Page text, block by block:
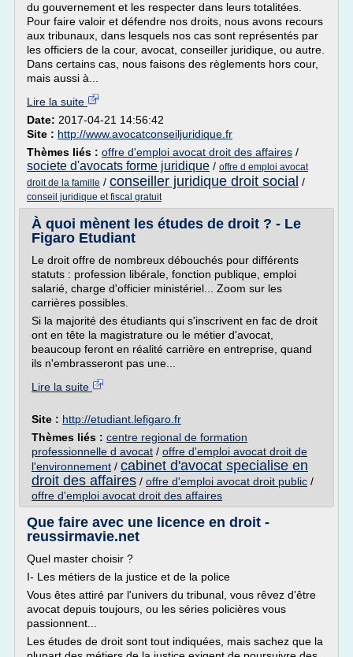
du gouvernement et les respecter dans leurs totalitées.
Pour faire valoir et défendre nos droits, nous avons recours
aux tribunaux, dans lesquels nos cas sont représentés par
les officiers de la cour, avocat, conseiller juridique, ou autre.
Dans certains cas, nous faisons des règlements hors cour,
mais aussi à...
Lire la suite
Date: 2017-04-21 14:56:42
Site : http://www.avocatconseiljuridique.fr
Thèmes liés : offre d'emploi avocat droit des affaires /
societe d'avocats forme juridique / offre d emploi avocat
droit de la famille / conseiller juridique droit social /
conseil juridique et fiscal gratuit
À quoi mènent les études de droit ? - Le
Figaro Etudiant
Le droit offre de nombreux débouchés pour différents
statuts : profession libérale, fonction publique, emploi
salarié, charge d'officier ministériel... Zoom sur les
carrières possibles.
Si la majorité des étudiants qui s'inscrivent en fac de droit
ont en tête la magistrature ou le métier d'avocat,
beaucoup feront en réalité carrière en entreprise, quand
ils n'embrasseront pas une...
Lire la suite
Site : http://etudiant.lefigaro.fr
Thèmes liés : centre regional de formation
professionnelle d avocat / offre d'emploi avocat droit de
l'environnement / cabinet d'avocat specialise en
droit des affaires / offre d'emploi avocat droit public /
offre d'emploi avocat droit des affaires
Que faire avec une licence en droit -
reussirmavie.net
Quel master choisir ?
I- Les métiers de la justice et de la police
Vous êtes attiré par l'univers du tribunal, vous rêvez d'être
avocat depuis toujours, ou les séries policières vous
passionnent...
Les études de droit sont tout indiquées, mais sachez que la